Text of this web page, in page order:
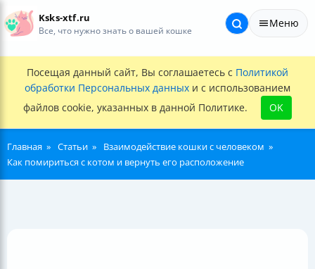
Ksks-xtf.ru
Все, что нужно знать о вашей кошке
Меню
Посещая данный сайт, Вы соглашаетесь с Политикой
обработки Персональных данных и с использованием
файлов cookie, указанных в данной Политике.
OK
Главная Статьи
Взаимодействие кошки с человеком
Как помириться с котом и вернуть его расположение